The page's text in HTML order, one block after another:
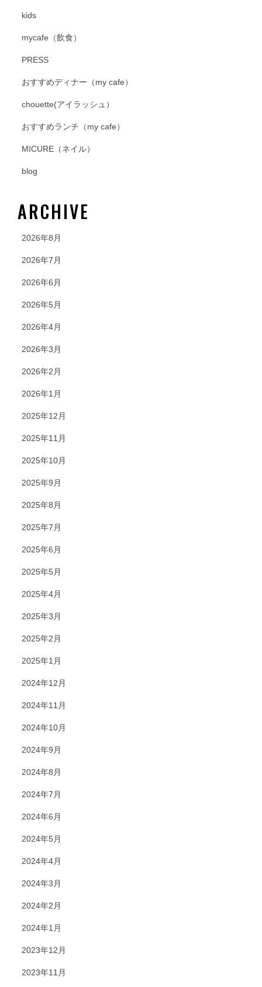
kids
mycafe（飲食）
PRESS
おすすめディナー（my cafe）
chouette(アイラッシュ）
おすすめランチ（my cafe）
MICURE（ネイル）
blog
ARCHIVE
2026年8月
2026年7月
2026年6月
2026年5月
2026年4月
2026年3月
2026年2月
2026年1月
2025年12月
2025年11月
2025年10月
2025年9月
2025年8月
2025年7月
2025年6月
2025年5月
2025年4月
2025年3月
2025年2月
2025年1月
2024年12月
2024年11月
2024年10月
2024年9月
2024年8月
2024年7月
2024年6月
2024年5月
2024年4月
2024年3月
2024年2月
2024年1月
2023年12月
2023年11月